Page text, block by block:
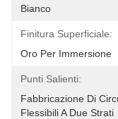
Bianco
Finitura Superficiale:
Oro Per Immersione
Punti Salienti:
Fabbricazione Di
Flessibili A Due Strati